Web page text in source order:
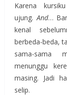
Karena
ujung. And…
kenal
berbeda-beda,
sama-sama
menunggu
masing. Jadi
selip.